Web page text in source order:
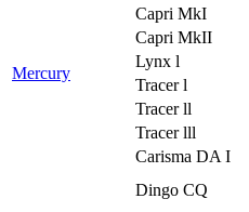
Mercury
Capri MkI
Capri MkII
Lynx l
Tracer l
Tracer ll
Tracer lll
Carisma DA I
Dingo CQ